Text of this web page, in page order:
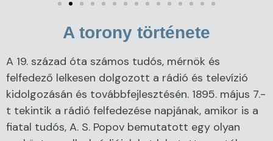
A torony története
A 19. század óta számos tudós, mérnök és
felfedező lelkesen dolgozott a rádió és televízió
kidolgozásán és továbbfejlesztésén. 1895. május 7.-
t tekintik a rádió felfedezése napjának, amikor is a
fiatal tudós, A. S. Popov bemutatott egy olyan